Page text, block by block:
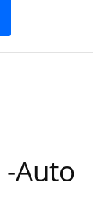
-Auto